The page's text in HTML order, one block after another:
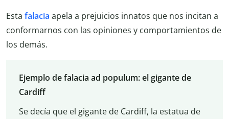
Esta falacia apela a prejuicios innatos que nos incitan a
conformarnos con las opiniones y comportamientos de
los demás.
Ejemplo de falacia ad populum: el gigante de
Cardiff
Se decía que el gigante de Cardiff, la estatua de